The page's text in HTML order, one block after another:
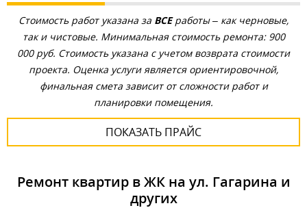
Стоимость работ указана за ВСЕработы – как черновые,
так и чистовые. Минимальная стоимость ремонта: 900
000 руб. Стоимость указана с учетом возврата стоимости
проекта. Оценка услуги является ориентировочной,
финальная смета зависит от сложности работ и
планировки помещения.
ПОКАЗАТЬ ПРАЙС
Ремонт квартир в ЖК на ул. Гагарина и
других